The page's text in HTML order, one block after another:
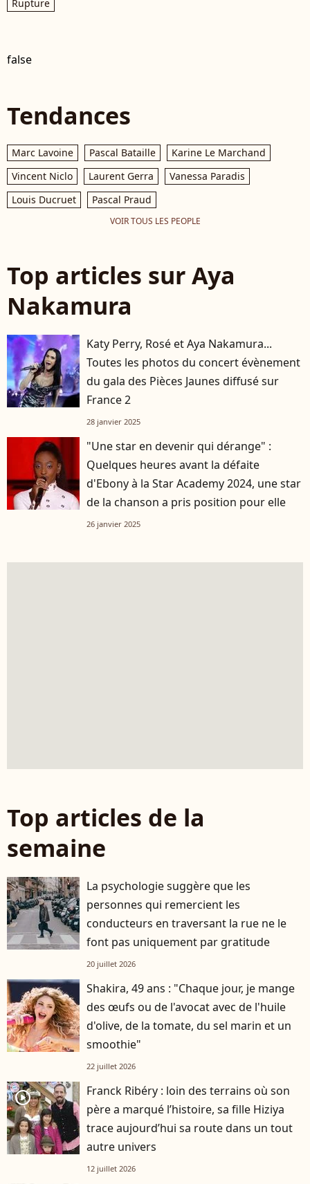
Rupture
false
Tendances
Marc Lavoine Pascal Bataille
Karine Le Marchand
Vincent Niclo
Laurent Gerra
Vanessa Paradis
Louis Ducruet
Pascal Praud
VOIR TOUS LES PEOPLE
Top articles sur Aya
Nakamura
Katy Perry, Rosé et Aya Nakamura...
Toutes les photos du concert évènement
du gala des Pièces Jaunes diffusé sur
France 2
28 janvier 2025
"Une star en devenir qui dérange" :
Quelques heures avant la défaite
d'Ebony à la Star Academy 2024, une star
de la chanson a pris position pour elle
26 janvier 2025
Top articles de la
semaine
La psychologie suggère que les
personnes qui remercient les
conducteurs en traversant la rue ne le
font pas uniquement par gratitude
20 juillet 2026
Shakira, 49 ans : "Chaque jour, je mange
des œufs ou de l'avocat avec de l'huile
d'olive, de la tomate, du sel marin et un
smoothie"
22 juillet 2026
player2
Franck Ribéry : loin des terrains où son
père a marqué l’histoire, sa fille Hiziya
trace aujourd’hui sa route dans un tout
autre univers
12 juillet 2026